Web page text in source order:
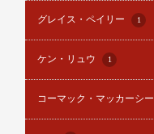
グレイス・ペイリー 1
ケン・リュウ 1
コーマック・マッカーシー